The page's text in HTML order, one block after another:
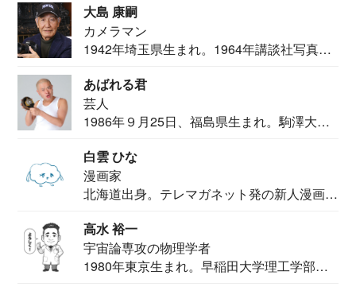
大島 康嗣
カメラマン
1942年埼玉県生まれ。1964年講談社写真部
あばれる君
芸人
1986年９月25日、福島県生まれ。駒澤大学
白雲 ひな
漫画家
北海道出身。テレマガネット発の新人漫画
高水 裕一
宇宙論専攻の物理学者
1980年東京生まれ。早稲田大学理工学部物